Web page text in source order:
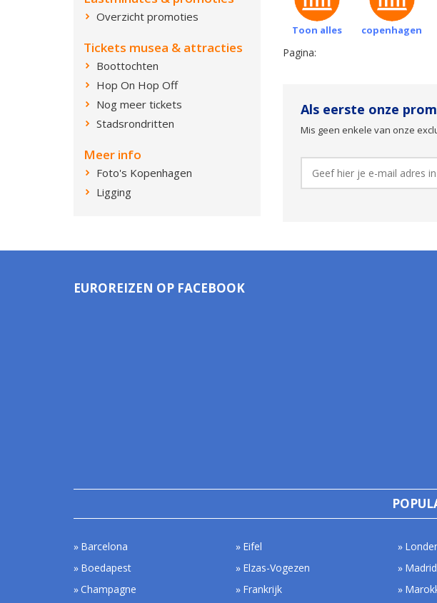
Overzicht promoties
Tickets musea & attracties
Boottochten
Hop On Hop Off
Nog meer tickets
Stadsrondritten
Meer info
Foto's Kopenhagen
Ligging
Toon alles copenhagen
Pagina:
Als eerste onze
Mis geen enkele van onze
EUROREIZEN OP FACEBOOK
Barcelona
Boedapest
Champagne
Eifel
Elzas-Vogezen
Frankrijk
Madrid